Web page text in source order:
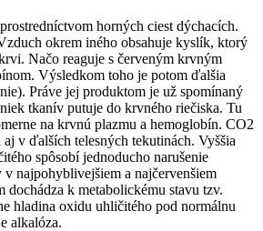
horných ciest dýchacích.
okrem iného obsahuje kyslík, ktorý
Načo reaguje s červeným krvným
Výsledkom toho je potom ďalšia
Práve jej produktom je už spomínaný
tkanív putuje do krvného riečiska. Tu
na krvnú plazmu a hemoglobín. CO2
aj v ďalších telesných tekutinách. Vyššia
spôsobí jednoducho narušenie
najpohyblivejšiem a najčervenšiem
dochádza k metabolickému stavu tzv.
hladina oxidu uhličitého pod normálnu
alkalóza.